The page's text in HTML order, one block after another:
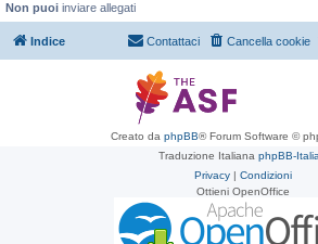
Non puoi inviare allegati
Indice Cancella cookie
Contattaci
Creato da phpBB® Forum Software ©
Traduzione Italiana phpBB-
Privacy | Condizioni
Ottieni OpenOffice